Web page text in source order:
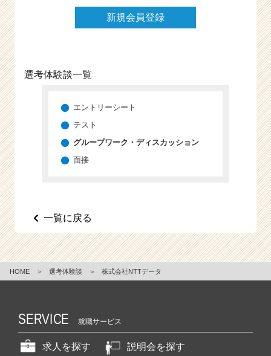
が
届
く
チ
ャ
r
r
新規会員登録
選考体験談一覧
エントリーシート
テスト
グループワーク・ディスカッション
面接
一覧に戻る
HOME ＞ 選考体験談 ＞ 株式会社NTTデータ
SERVICE 就職サービス
求人を探す
説明会を探す